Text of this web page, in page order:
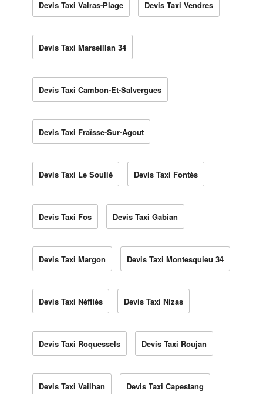
Devis Taxi Valras-Plage Devis Taxi Vendres
Devis Taxi Marseillan 34
Devis Taxi Cambon-Et-Salvergues
Devis Taxi Fraïsse-Sur-Agout
Devis Taxi Le Soulié Devis Taxi Fontès
Devis Taxi Fos Devis Taxi Gabian
Devis Taxi Margon Devis Taxi Montesquieu 34
Devis Taxi Néffiès Devis Taxi Nizas
Devis Taxi Roquessels Devis Taxi Roujan
Devis Taxi Vailhan Devis Taxi Capestang